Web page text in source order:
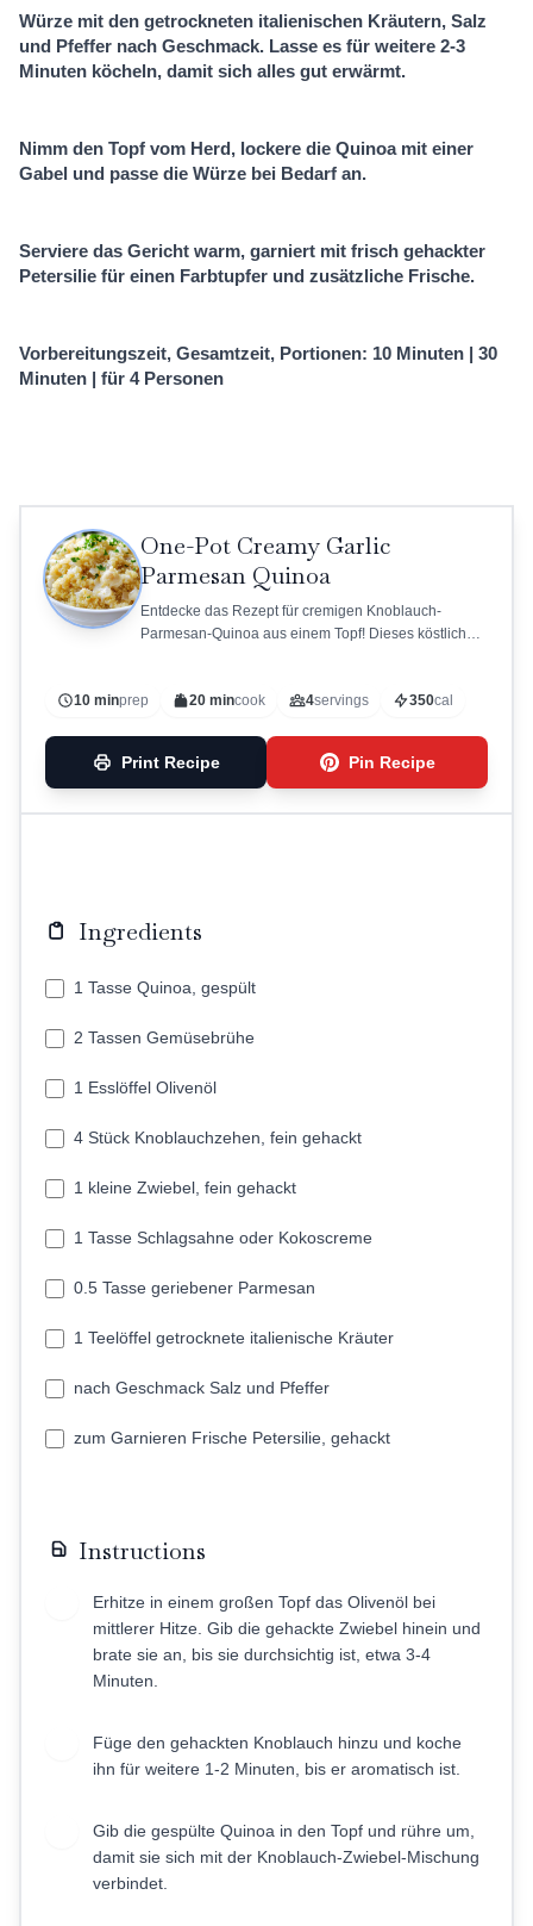
Würze mit den getrockneten italienischen Kräutern, Salz
und Pfeffer nach Geschmack. Lasse es für weitere 2-3
Minuten köcheln, damit sich alles gut erwärmt.
Nimm den Topf vom Herd, lockere die Quinoa mit einer
Gabel und passe die Würze bei Bedarf an.
Serviere das Gericht warm, garniert mit frisch gehackter
Petersilie für einen Farbtupfer und zusätzliche Frische.
Vorbereitungszeit, Gesamtzeit, Portionen: 10 Minuten | 30
Minuten | für 4 Personen
One-Pot Creamy Garlic
Parmesan Quinoa
Entdecke das Rezept für cremigen Knoblauch-
Parmesan-Quinoa aus einem Topf! Dieses köstliche
Mahlzeit.
10 minprep 20 mincook 4servings 350cal
Print Recipe Pin Recipe
Ingredients
1 Tasse Quinoa, gespült
2 Tassen Gemüsebrühe
1 Esslöffel Olivenöl
4 Stück Knoblauchzehen, fein gehackt
1 kleine Zwiebel, fein gehackt
1 Tasse Schlagsahne oder Kokoscreme
0.5 Tasse geriebener Parmesan
1 Teelöffel getrocknete italienische Kräuter
nach Geschmack Salz und Pfeffer
zum Garnieren Frische Petersilie, gehackt
Instructions
Erhitze in einem großen Topf das Olivenöl bei
mittlerer Hitze. Gib die gehackte Zwiebel hinein und
brate sie an, bis sie durchsichtig ist, etwa 3-4
Minuten.
Füge den gehackten Knoblauch hinzu und koche
ihn für weitere 1-2 Minuten, bis er aromatisch ist.
Gib die gespülte Quinoa in den Topf und rühre um,
damit sie sich mit der Knoblauch-Zwiebel-Mischung
verbindet.